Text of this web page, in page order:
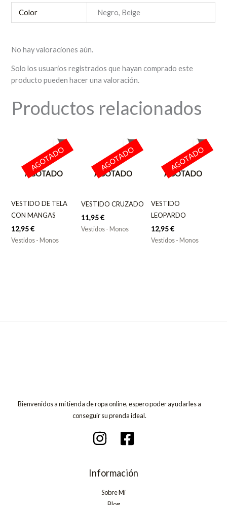
Color Negro, Beige
No hay valoraciones aún.
Solo los usuarios registrados que hayan comprado este
producto pueden hacer una valoración.
Productos relacionados
AGOTADO
VESTIDO DE TELA
CON MANGAS
12,95€
Vestidos - Monos
AGOTADO
AGOTADO
VESTIDO CRUZADO
11,95€
Vestidos - Monos
AGOTADO
AGOTADO
VESTIDO
LEOPARDO
12,95€
Vestidos - Monos
AGOTADO
Bienvenidos a mi tienda de ropa online, espero poder ayudarles a
conseguir su prenda ideal.
Información
Sobre Mi